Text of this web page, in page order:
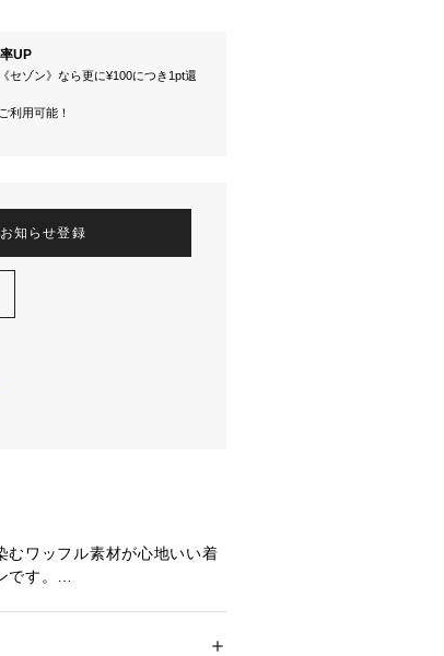
UP
セゾン》なら更に¥100につき1pt還
利用可能！
知らせ登録
むワッフル素材が心地いい着
す。
アンスを演出してくれます。